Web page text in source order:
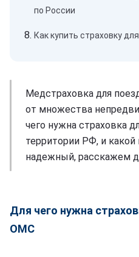
по России
Как купить страховку
Медстраховка для
от множества
чего нужна страховка
территории РФ, и
надежный, расскажем
Для чего нужна
ОМС